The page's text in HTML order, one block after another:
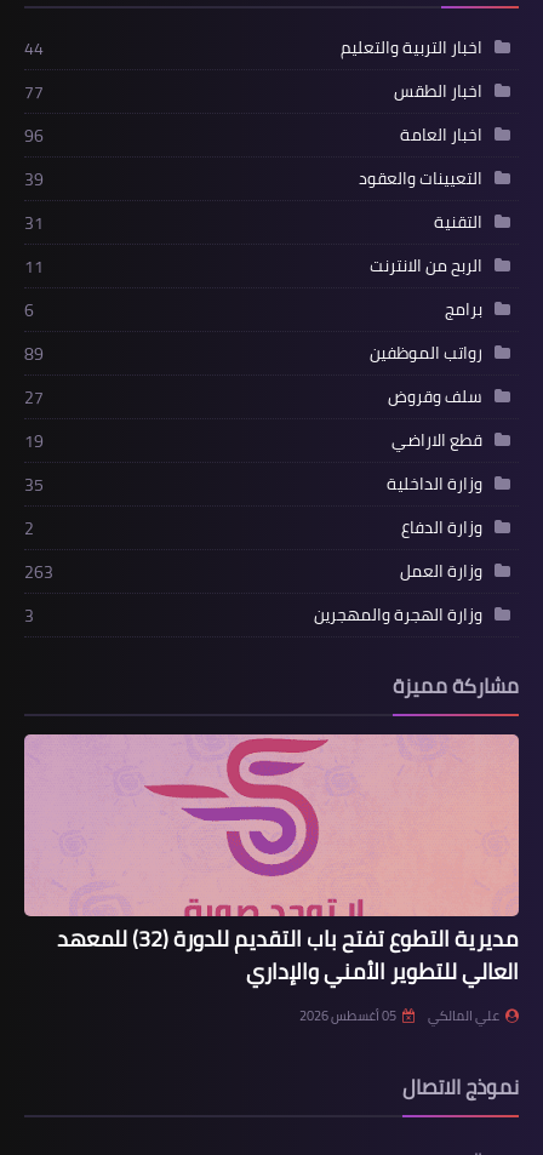
اخبار التربية والتعليم
44
اخبار الطقس
77
اخبار العامة
96
التعيينات والعقود
39
التقنية
31
الربح من الانترنت
11
برامج
6
رواتب الموظفين
89
سلف وقروض
27
قطع الاراضي
19
وزارة الداخلية
35
وزارة الدفاع
2
وزارة العمل
263
وزارة الهجرة والمهجرين
3
مشاركة مميزة
مديرية التطوع تفتح باب التقديم للدورة (32) للمعهد
العالي للتطوير الأمني والإداري
علي المالكي 05 أغسطس 2026
نموذج الاتصال